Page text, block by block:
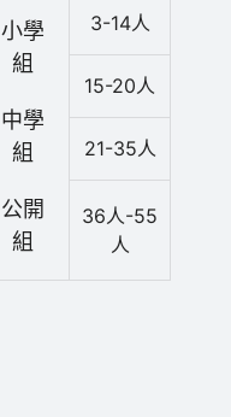
小學
組
中學
組
公開
組
3-14人
15-20人
21-35人
36人-55
人